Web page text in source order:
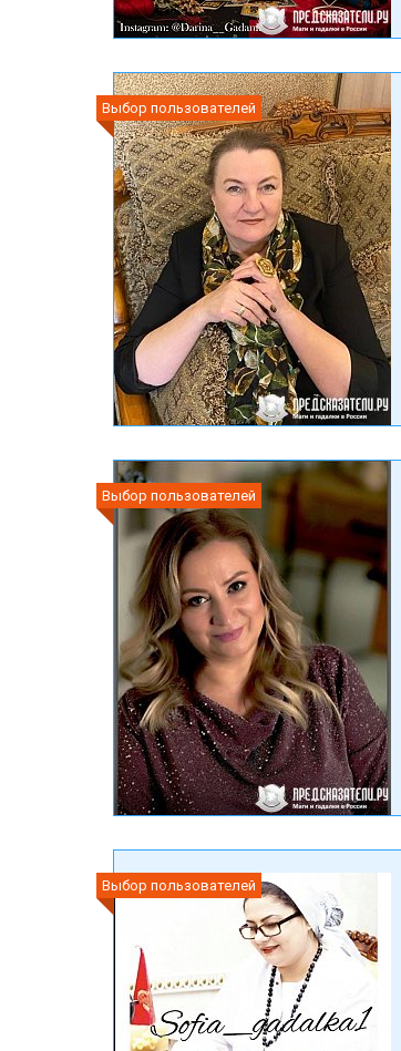
Выбор пользователей
Выбор пользователей
Выбор пользователей